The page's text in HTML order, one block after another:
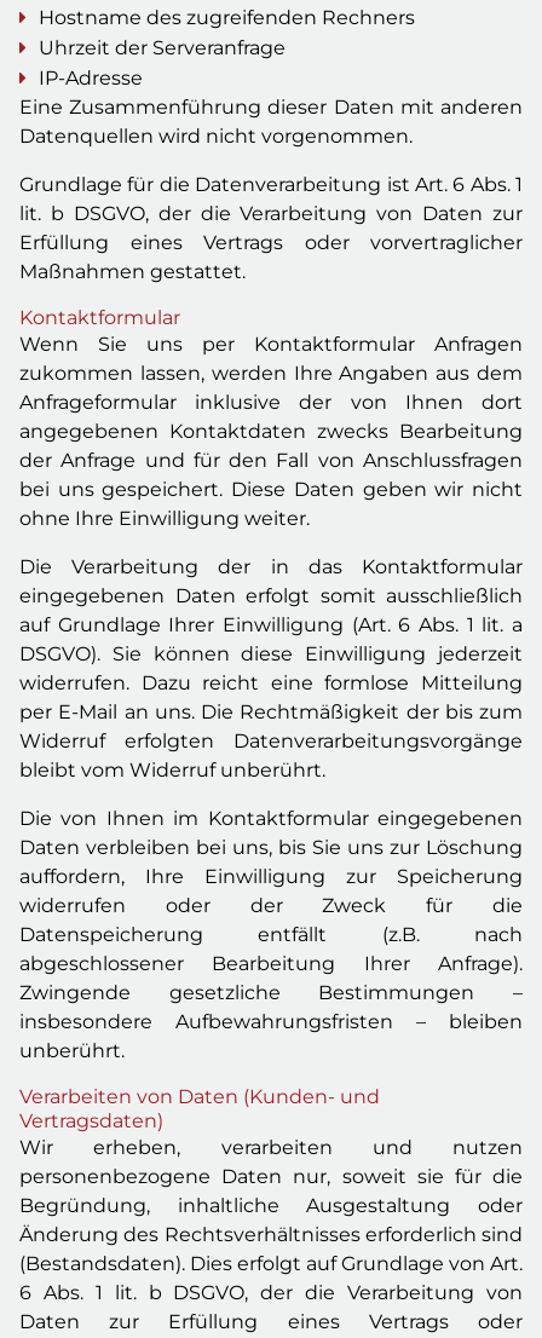
Hostname des zugreifenden Rechners
Uhrzeit der Serveranfrage
IP-Adresse
Eine Zusammenführung dieser Daten mit anderen
Datenquellen wird nicht vorgenommen.
Grundlage für die Datenverarbeitung ist Art. 6 Abs. 1
lit. b DSGVO, der die Verarbeitung von Daten zur
Erfüllung eines Vertrags oder vorvertraglicher
Maßnahmen gestattet.
Kontaktformular
Wenn Sie uns per Kontaktformular Anfragen
zukommen lassen, werden Ihre Angaben aus dem
Anfrageformular inklusive der von Ihnen dort
angegebenen Kontaktdaten zwecks Bearbeitung
der Anfrage und für den Fall von Anschlussfragen
bei uns gespeichert. Diese Daten geben wir nicht
ohne Ihre Einwilligung weiter.
Die Verarbeitung der in das Kontaktformular
eingegebenen Daten erfolgt somit ausschließlich
auf Grundlage Ihrer Einwilligung (Art. 6 Abs. 1 lit. a
DSGVO). Sie können diese Einwilligung jederzeit
widerrufen. Dazu reicht eine formlose Mitteilung
per E-Mail an uns. Die Rechtmäßigkeit der bis zum
Widerruf erfolgten Datenverarbeitungsvorgänge
bleibt vom Widerruf unberührt.
Die von Ihnen im Kontaktformular eingegebenen
Daten verbleiben bei uns, bis Sie uns zur Löschung
auffordern, Ihre Einwilligung zur Speicherung
widerrufen oder der Zweck für die
Datenspeicherung entfällt (z.B. nach
abgeschlossener Bearbeitung Ihrer Anfrage).
Zwingende gesetzliche Bestimmungen –
insbesondere Aufbewahrungsfristen – bleiben
unberührt.
Verarbeiten von Daten (Kunden- und
Vertragsdaten)
Wir erheben, verarbeiten und nutzen
personenbezogene Daten nur, soweit sie für die
Begründung, inhaltliche Ausgestaltung oder
Änderung des Rechtsverhältnisses erforderlich sind
(Bestandsdaten). Dies erfolgt auf Grundlage von Art.
6 Abs. 1 lit. b DSGVO, der die Verarbeitung von
Daten zur Erfüllung eines Vertrags oder